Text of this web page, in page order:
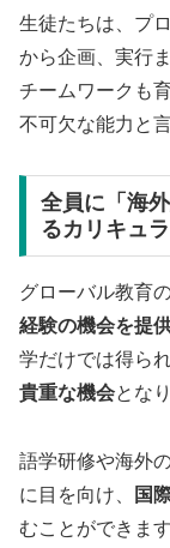
生徒たちは、プ
から企画、実行
チームワークも
不可欠な能力と
全員に「海
るカリキュ
グローバル教育
経験の機会を提
学だけでは得ら
貴重な機会とな
語学研修や海外
に目を向け、
国
むことができま